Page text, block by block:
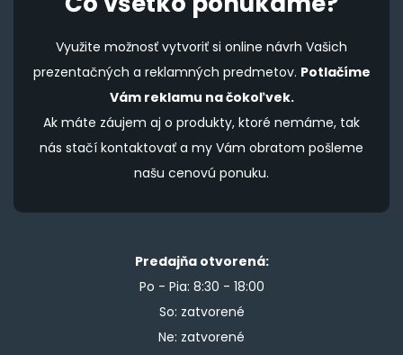
Využite možnosť vytvoriť si online návrh Vašich
prezentačných a reklamných predmetov. Potlačíme
Vám reklamu na čokoľvek.
Ak máte záujem aj o produkty, ktoré nemáme, tak
nás stačí kontaktovať a my Vám obratom pošleme
našu cenovú ponuku.
Predajňa otvorená:
Po - Pia: 8:30 - 18:00
So: zatvorené
Ne: zatvorené